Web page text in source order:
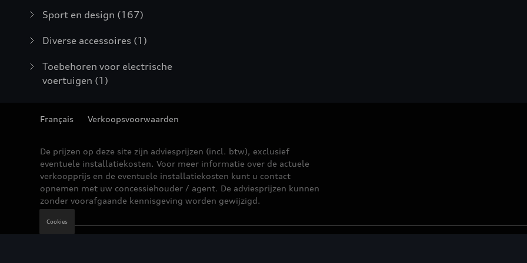
Sport en design (167)
Diverse accessoires (1)
Toebehoren voor electrische
voertuigen (1)
Français Verkoopsvoorwaarden
De prijzen op deze site zijn adviesprijzen (incl. btw), exclusief
eventuele installatiekosten. Voor meer informatie over de actuele
verkoopprijs en de eventuele installatiekosten kunt u contact
opnemen met uw concessiehouder / agent. De adviesprijzen kunnen
zonder voorafgaande kennisgeving worden gewijzigd.
Cookies